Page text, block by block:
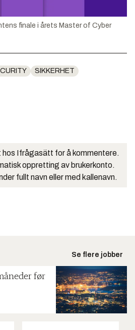
finale i årets Master of Cyber
SIKKERHET
Ifrågasätt for å kommentere.
oppretting av brukerkonto.
fullt navn eller med kallenavn.
Se flere jobber
før